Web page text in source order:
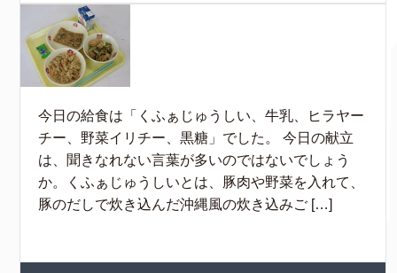
今日の給食は「くふぁじゅうしい、牛乳、ヒラヤー
チー、野菜イリチー、黒糖」でした。 今日の献立
は、聞きなれない言葉が多いのではないでしょう
か。くふぁじゅうしいとは、豚肉や野菜を入れて、
豚のだしで炊き込んだ沖縄風の炊き込みご […]